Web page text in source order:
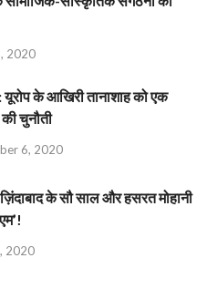
2020
यूरोप के आखिरी तानाशाह को एक
की चुनौती
6, 2020
के सौ साल और हसरत मोहानी
2020